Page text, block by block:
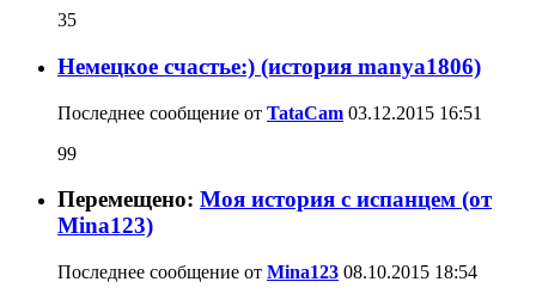
35
Немецкое счастье:) (история manya1806)
Последнее сообщение от TataCam 03.12.2015 16:51
99
Перемещено: Моя история с испанцем (от
Mina123)
Последнее сообщение от Mina123 08.10.2015 18:54